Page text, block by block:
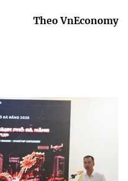
Theo VnEconomy